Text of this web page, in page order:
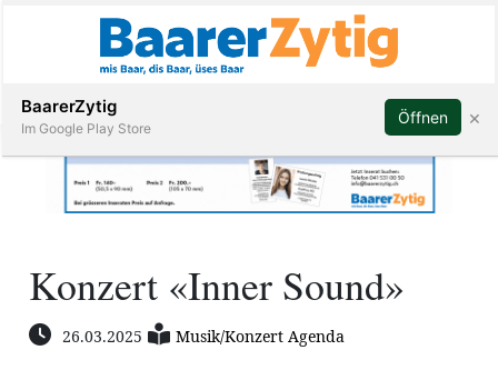
Veranstaltungen
Stellen
Abonnieren
Konzert «Inner Sound»
26.03.2025 Musik/Konzert Agenda
BaarerZytig
Im Google Play Store
Öffnen ×